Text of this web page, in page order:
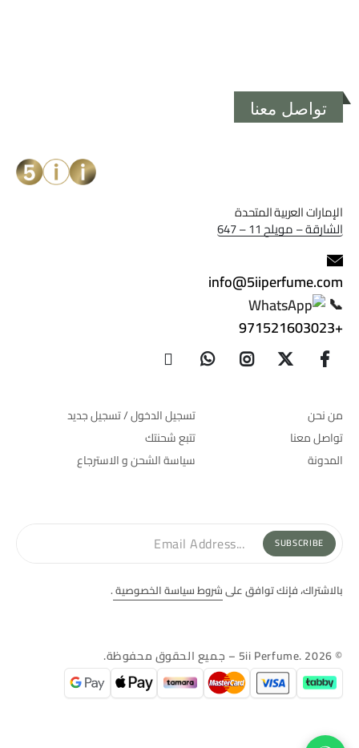
تواصل معنا
الإمارات العربية المتحدة
الشارقة – مويلح 11 – 647
info@5iiperfume.com
📞
+971521603023
من نحن
تواصل معنا
المدونة
تسجيل الدخول / تسجيل جديد
تتبع شحنتك
سياسة الشحن و الاسترجاع
SUBSCRIBE
بالاشتراك، فإنك توافق علىشروط سياسة الخصوصية.
© 5ii Perfume. 2026 – جميع الحقوق محفوظة.